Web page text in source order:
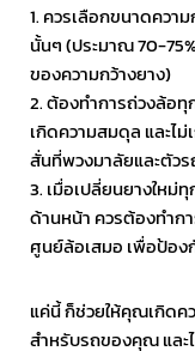
1. ควรเลือกขนาดควา
นั้นๆ (ประมาณ 70-
ของความกว้างยาง)
2. ต้องทำการถ่วงล้อ
เกิดความสมดุล และไม่
สั่นที่พวงมาลัยและตัว
3. เมื่อเปลี่ยนยางใหม่
ด้านหน้า ควรต้องทำก
ศูนย์ล้อเสมอ เพื่อป้อ
แค่นี้ ก็ช่วยให้คุณเกิดค
สำหรับรถของคุณ และ